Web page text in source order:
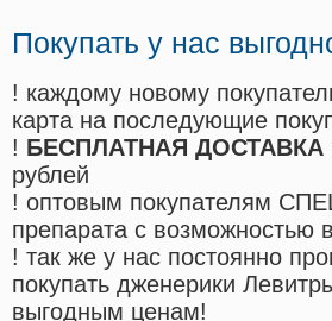
Покупать у нас
! каждому новому
карта на последующие
! БЕСПЛАТНАЯ ДОСТАВКА
рублей
! оптовым покупателям
препарата с возможностью
! так же у нас постоянно
покупать дженерики
выгодным ценам!